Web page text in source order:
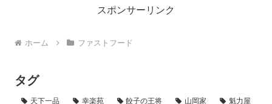
スポンサーリンク
ホーム ファストフード
タグ
天下一品 幸楽苑 餃子の王将 山岡家 魁力屋